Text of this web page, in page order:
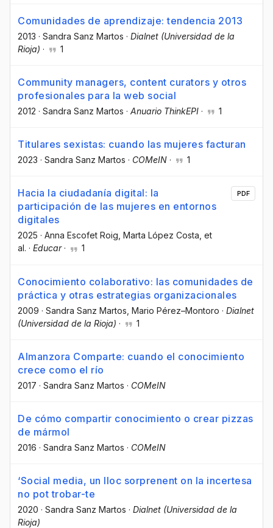
Comunidades de aprendizaje: tendencia 2013
2013 · Sandra Sanz Martos · Dialnet (Universidad de la
Rioja) · 1
Community managers, content curators y otros
profesionales para la web social
2012 · Sandra Sanz Martos · Anuario ThinkEPI · 1
Titulares sexistas: cuando las mujeres facturan
2023 · Sandra Sanz Martos · COMeIN · 1
Hacia la ciudadanía digital: la
participación de las mujeres en entornos
digitales
2025 · Anna Escofet Roig, Marta López Costa, et
al. · Educar· 1
PDF
Conocimiento colaborativo: las comunidades de
práctica y otras estrategias organizacionales
2009 · Sandra Sanz Martos , Mario Pérez–Montoro · Dialnet
(Universidad de la Rioja) · 1
Almanzora Comparte: cuando el conocimiento
crece como el río
2017 · Sandra Sanz Martos · COMeIN
De cómo compartir conocimiento o crear pizzas
de mármol
2016 · Sandra Sanz Martos · COMeIN
‘Social media, un lloc sorprenent on la incertesa
no pot trobar-te
2020 · Sandra Sanz Martos · Dialnet (Universidad de la
Rioja)